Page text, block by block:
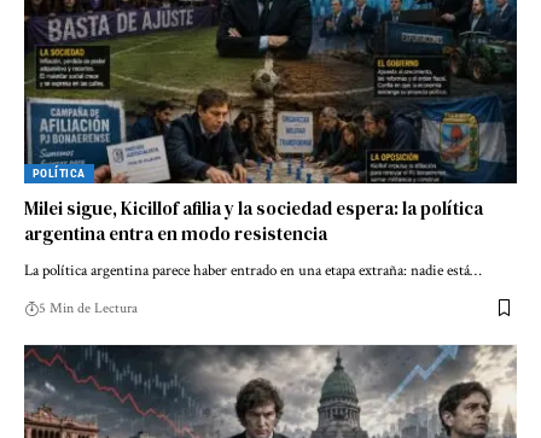
POLÍTICA
Milei sigue, Kicillof afilia y la sociedad espera: la política
argentina entra en modo resistencia
La política argentina parece haber entrado en una etapa extraña: nadie está…
5 Min de Lectura